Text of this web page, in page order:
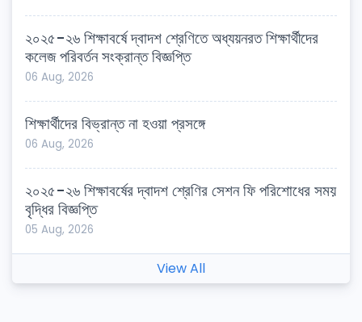
২০২৫-২৬ শিক্ষাবর্ষে দ্বাদশ শ্রেণিতে অধ্যয়নরত শিক্ষার্থীদের
কলেজ পরিবর্তন সংক্রান্ত বিজ্ঞপ্তি
06 Aug, 2026
শিক্ষার্থীদের বিভ্রান্ত না হওয়া প্রসঙ্গে
06 Aug, 2026
২০২৫-২৬ শিক্ষাবর্ষের দ্বাদশ শ্রেণির সেশন ফি পরিশোধের সময়
বৃদ্ধির বিজ্ঞপ্তি
05 Aug, 2026
View All